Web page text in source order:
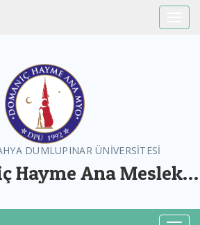
DUMLUPINAR ÜNİVERSİTESİ
Hayme Ana Meslek